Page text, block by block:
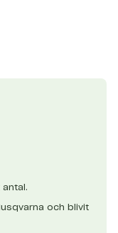
och blivit